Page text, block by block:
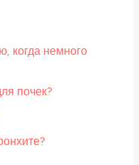
когда немного
почек?